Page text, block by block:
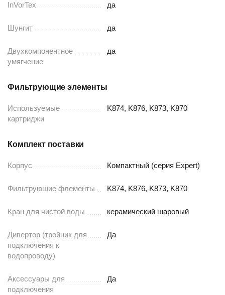
InVorTex да
Шунгит да
Двухкомпонентное
умягчение
да
Фильтрующие элементы
Используемые
картриджи
K874, K876, K873, K870
Комплект поставки
Корпус Компактный (серия Expert)
Фильтрующие флементы K874, K876, K873, K870
Кран для чистой воды керамический шаровый
Дивертор (тройник для
подключения к
водопроводу)
Да
Аксессуары для
подключения
Да